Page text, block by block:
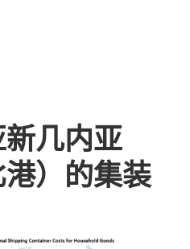
几内亚
港）的集装